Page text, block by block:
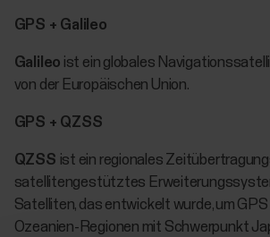
GPS + Galileo
Galileo ist ein globales
von der Europäischen Union.
GPS + QZSS
QZSS ist ein regionales
satellitengestütztes
Satelliten, das entwickelt wurde, um
Ozeanien-Regionen mit Schwerpunkt